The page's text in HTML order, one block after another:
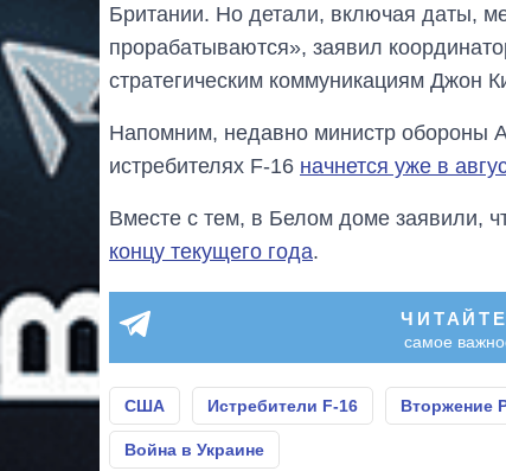
Британии. Но детали, включая даты,
прорабатываются», заявил
стратегическим коммуникациям Джон
Напомним, недавно министр обороны
истребителях F-16 начнется уже в
Вместе с тем, в Белом доме заявили,
концу текущего года.
ЧИТАЙТЕ
самое
США Истребители F-16 Вторжение
Война в Украине